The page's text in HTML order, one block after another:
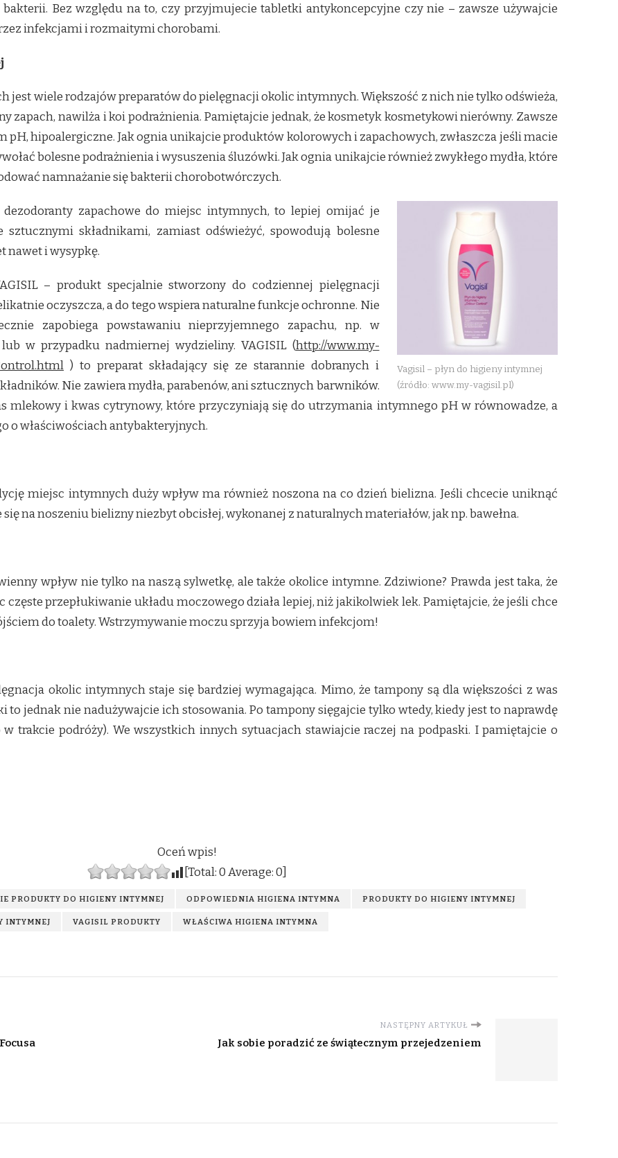
Bez względu na to, czy przyjmujecie tabletki antykoncepcyjne czy nie – zawsze używajcie
infekcjami i rozmaitymi chorobami.
jest wiele rodzajów preparatów do pielęgnacji okolic intymnych. Większość z nich nie tylko odświeża,
zapach, nawilża i koi podrażnienia. Pamiętajcie jednak, że kosmetyk kosmetykowi nierówny. Zawsze
hipoalergiczne. Jak ognia unikajcie produktów kolorowych i zapachowych, zwłaszcza jeśli macie
bolesne podrażnienia i wysuszenia śluzówki. Jak ognia unikajcie również zwykłego mydła, które
namnażanie się bakterii chorobotwórczych.
Vagisil – płyn do higieny intymnej
(źródło: www.my-vagisil.pl)
zapachowe do miejsc intymnych, to lepiej omijać je
sztucznymi składnikami, zamiast odświeżyć, spowodują bolesne
nawet i wysypkę.
– produkt specjalnie stworzony do codziennej pielęgnacji
oczyszcza, a do tego wspiera naturalne funkcje ochronne. Nie
zapobiega powstawaniu nieprzyjemnego zapachu, np. w
w przypadku nadmiernej wydzieliny. VAGISIL (http://www.my-
) to preparat składający się ze starannie dobranych i
Nie zawiera mydła, parabenów, ani sztucznych barwników.
mlekowy i kwas cytrynowy, które przyczyniają się do utrzymania intymnego pH w równowadze, a
o właściwościach antybakteryjnych.
miejsc intymnych duży wpływ ma również noszona na co dzień bielizna. Jeśli chcecie uniknąć
na noszeniu bielizny niezbyt obcisłej, wykonanej z naturalnych materiałów, jak np. bawełna.
wpływ nie tylko na naszą sylwetkę, ale także okolice intymne. Zdziwione? Prawda jest taka, że
częste przepłukiwanie układu moczowego działa lepiej, niż jakikolwiek lek. Pamiętajcie, że jeśli chce
do toalety. Wstrzymywanie moczu sprzyja bowiem infekcjom!
okolic intymnych staje się bardziej wymagająca. Mimo, że tampony są dla większości z was
to jednak nie nadużywajcie ich stosowania. Po tampony sięgajcie tylko wtedy, kiedy jest to naprawdę
trakcie podróży). We wszystkich innych sytuacjach stawiajcie raczej na podpaski. I pamiętajcie o
Oceń wpis!
[Total:0Average:0]
PRODUKTY DO HIGIENY INTYMNEJ ODPOWIEDNIA HIGIENA INTYMNA PRODUKTY DO HIGIENY INTYMNEJ
INTYMNEJ VAGISIL PRODUKTY WŁAŚCIWA HIGIENA INTYMNA
NASTĘPNY ARTYKUŁ
Jak sobie poradzić ze świątecznym przejedzeniem